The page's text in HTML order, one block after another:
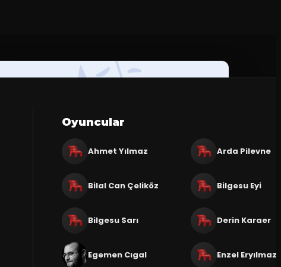
Oyuncular
Ahmet Yılmaz Arda Pilevne
Bilal Can Çeliköz Bilgesu Eyi
Bilgesu Sarı Derin Karaer
Egemen Cıgal Enzel Eryılmaz